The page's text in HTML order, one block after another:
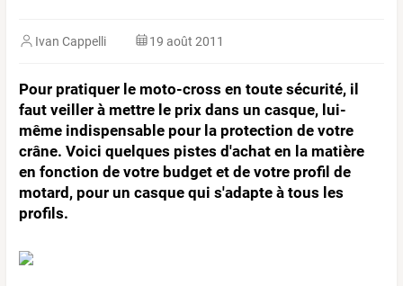
Ivan Cappelli 19 août 2011
Pour pratiquer le moto-cross en toute sécurité, il
faut veiller à mettre le prix dans un casque, lui-
même indispensable pour la protection de votre
crâne. Voici quelques pistes d'achat en la matière
en fonction de votre budget et de votre profil de
motard, pour un casque qui s'adapte à tous les
profils.